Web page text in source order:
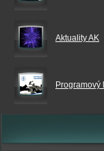
Aktuality AK
Programový